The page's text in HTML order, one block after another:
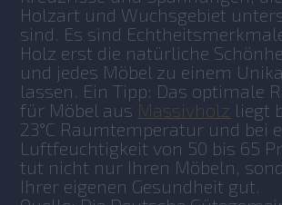
Holzart und Wuchsgebiet
sind. Es sind
Holz erst die natürliche
und jedes Möbel zu einem
lassen. Ein Tipp: Das optimale
für Möbel aus Massivholz liegt
23°C Raumtemperatur und bei
Luftfeuchtigkeit von 50 bis 65
tut nicht nur Ihren Möbeln,
Ihrer eigenen Gesundheit gut.